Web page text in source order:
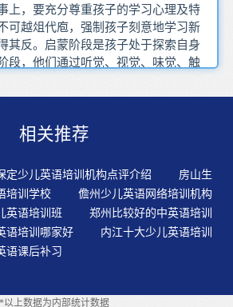
上，要充分尊重孩子的学习心理及特
可越俎代庖，强制孩子刻意地学习新
其反。启蒙阶段是孩子处于探索自身
段，他们通过听觉、视觉、味觉、触
英语的好措施。对于儿童英语能力和
平到底处在哪个阶段，以及如何让孩
规范。在成长阶段应该更好的扩大词
始学习语法。孩子学英语,尤其是初学
浅入深，层层递进。倡导全浸入学习
化到日常教学中去。形成听音辨物的
跳过汉语，直接形成英语思维。如果
，孩子的兴趣可能会逐渐降低，即便
相关推荐
定少儿英语培训机构点评介绍
房山生
培训学校
儋州少儿英语网络培训机构
英语培训班
郑州比较好的中英语培训
语培训哪家好
内江十大少儿英语培训
语课后补习
*以上数据为内部统计数据